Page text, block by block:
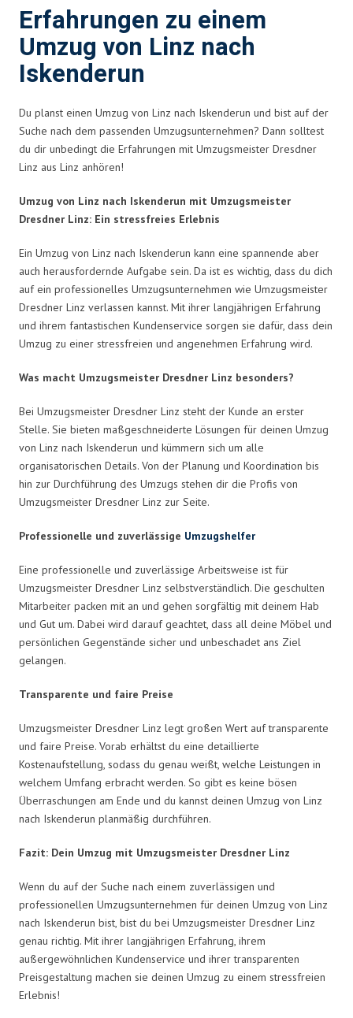
Erfahrungen zu einem
Umzug von Linz nach
Iskenderun
Du planst einen Umzug von Linz nach Iskenderun und bist auf der
Suche nach dem passenden Umzugsunternehmen? Dann solltest
du dir unbedingt die Erfahrungen mit Umzugsmeister Dresdner
Linz aus Linz anhören!
Umzug von Linz nach Iskenderun mit Umzugsmeister
Dresdner Linz: Ein stressfreies Erlebnis
Ein Umzug von Linz nach Iskenderun kann eine spannende aber
auch herausfordernde Aufgabe sein. Da ist es wichtig, dass du dich
auf ein professionelles Umzugsunternehmen wie Umzugsmeister
Dresdner Linz verlassen kannst. Mit ihrer langjährigen Erfahrung
und ihrem fantastischen Kundenservice sorgen sie dafür, dass dein
Umzug zu einer stressfreien und angenehmen Erfahrung wird.
Was macht Umzugsmeister Dresdner Linz besonders?
Bei Umzugsmeister Dresdner Linz steht der Kunde an erster
Stelle. Sie bieten maßgeschneiderte Lösungen für deinen Umzug
von Linz nach Iskenderun und kümmern sich um alle
organisatorischen Details. Von der Planung und Koordination bis
hin zur Durchführung des Umzugs stehen dir die Profis von
Umzugsmeister Dresdner Linz zur Seite.
Professionelle und zuverlässige Umzugshelfer
Eine professionelle und zuverlässige Arbeitsweise ist für
Umzugsmeister Dresdner Linz selbstverständlich. Die geschulten
Mitarbeiter packen mit an und gehen sorgfältig mit deinem Hab
und Gut um. Dabei wird darauf geachtet, dass all deine Möbel und
persönlichen Gegenstände sicher und unbeschadet ans Ziel
gelangen.
Transparente und faire Preise
Umzugsmeister Dresdner Linz legt großen Wert auf transparente
und faire Preise. Vorab erhältst du eine detaillierte
Kostenaufstellung, sodass du genau weißt, welche Leistungen in
welchem Umfang erbracht werden. So gibt es keine bösen
Überraschungen am Ende und du kannst deinen Umzug von Linz
nach Iskenderun planmäßig durchführen.
Fazit: Dein Umzug mit Umzugsmeister Dresdner Linz
Wenn du auf der Suche nach einem zuverlässigen und
professionellen Umzugsunternehmen für deinen Umzug von Linz
nach Iskenderun bist, bist du bei Umzugsmeister Dresdner Linz
genau richtig. Mit ihrer langjährigen Erfahrung, ihrem
außergewöhnlichen Kundenservice und ihrer transparenten
Preisgestaltung machen sie deinen Umzug zu einem stressfreien
Erlebnis!